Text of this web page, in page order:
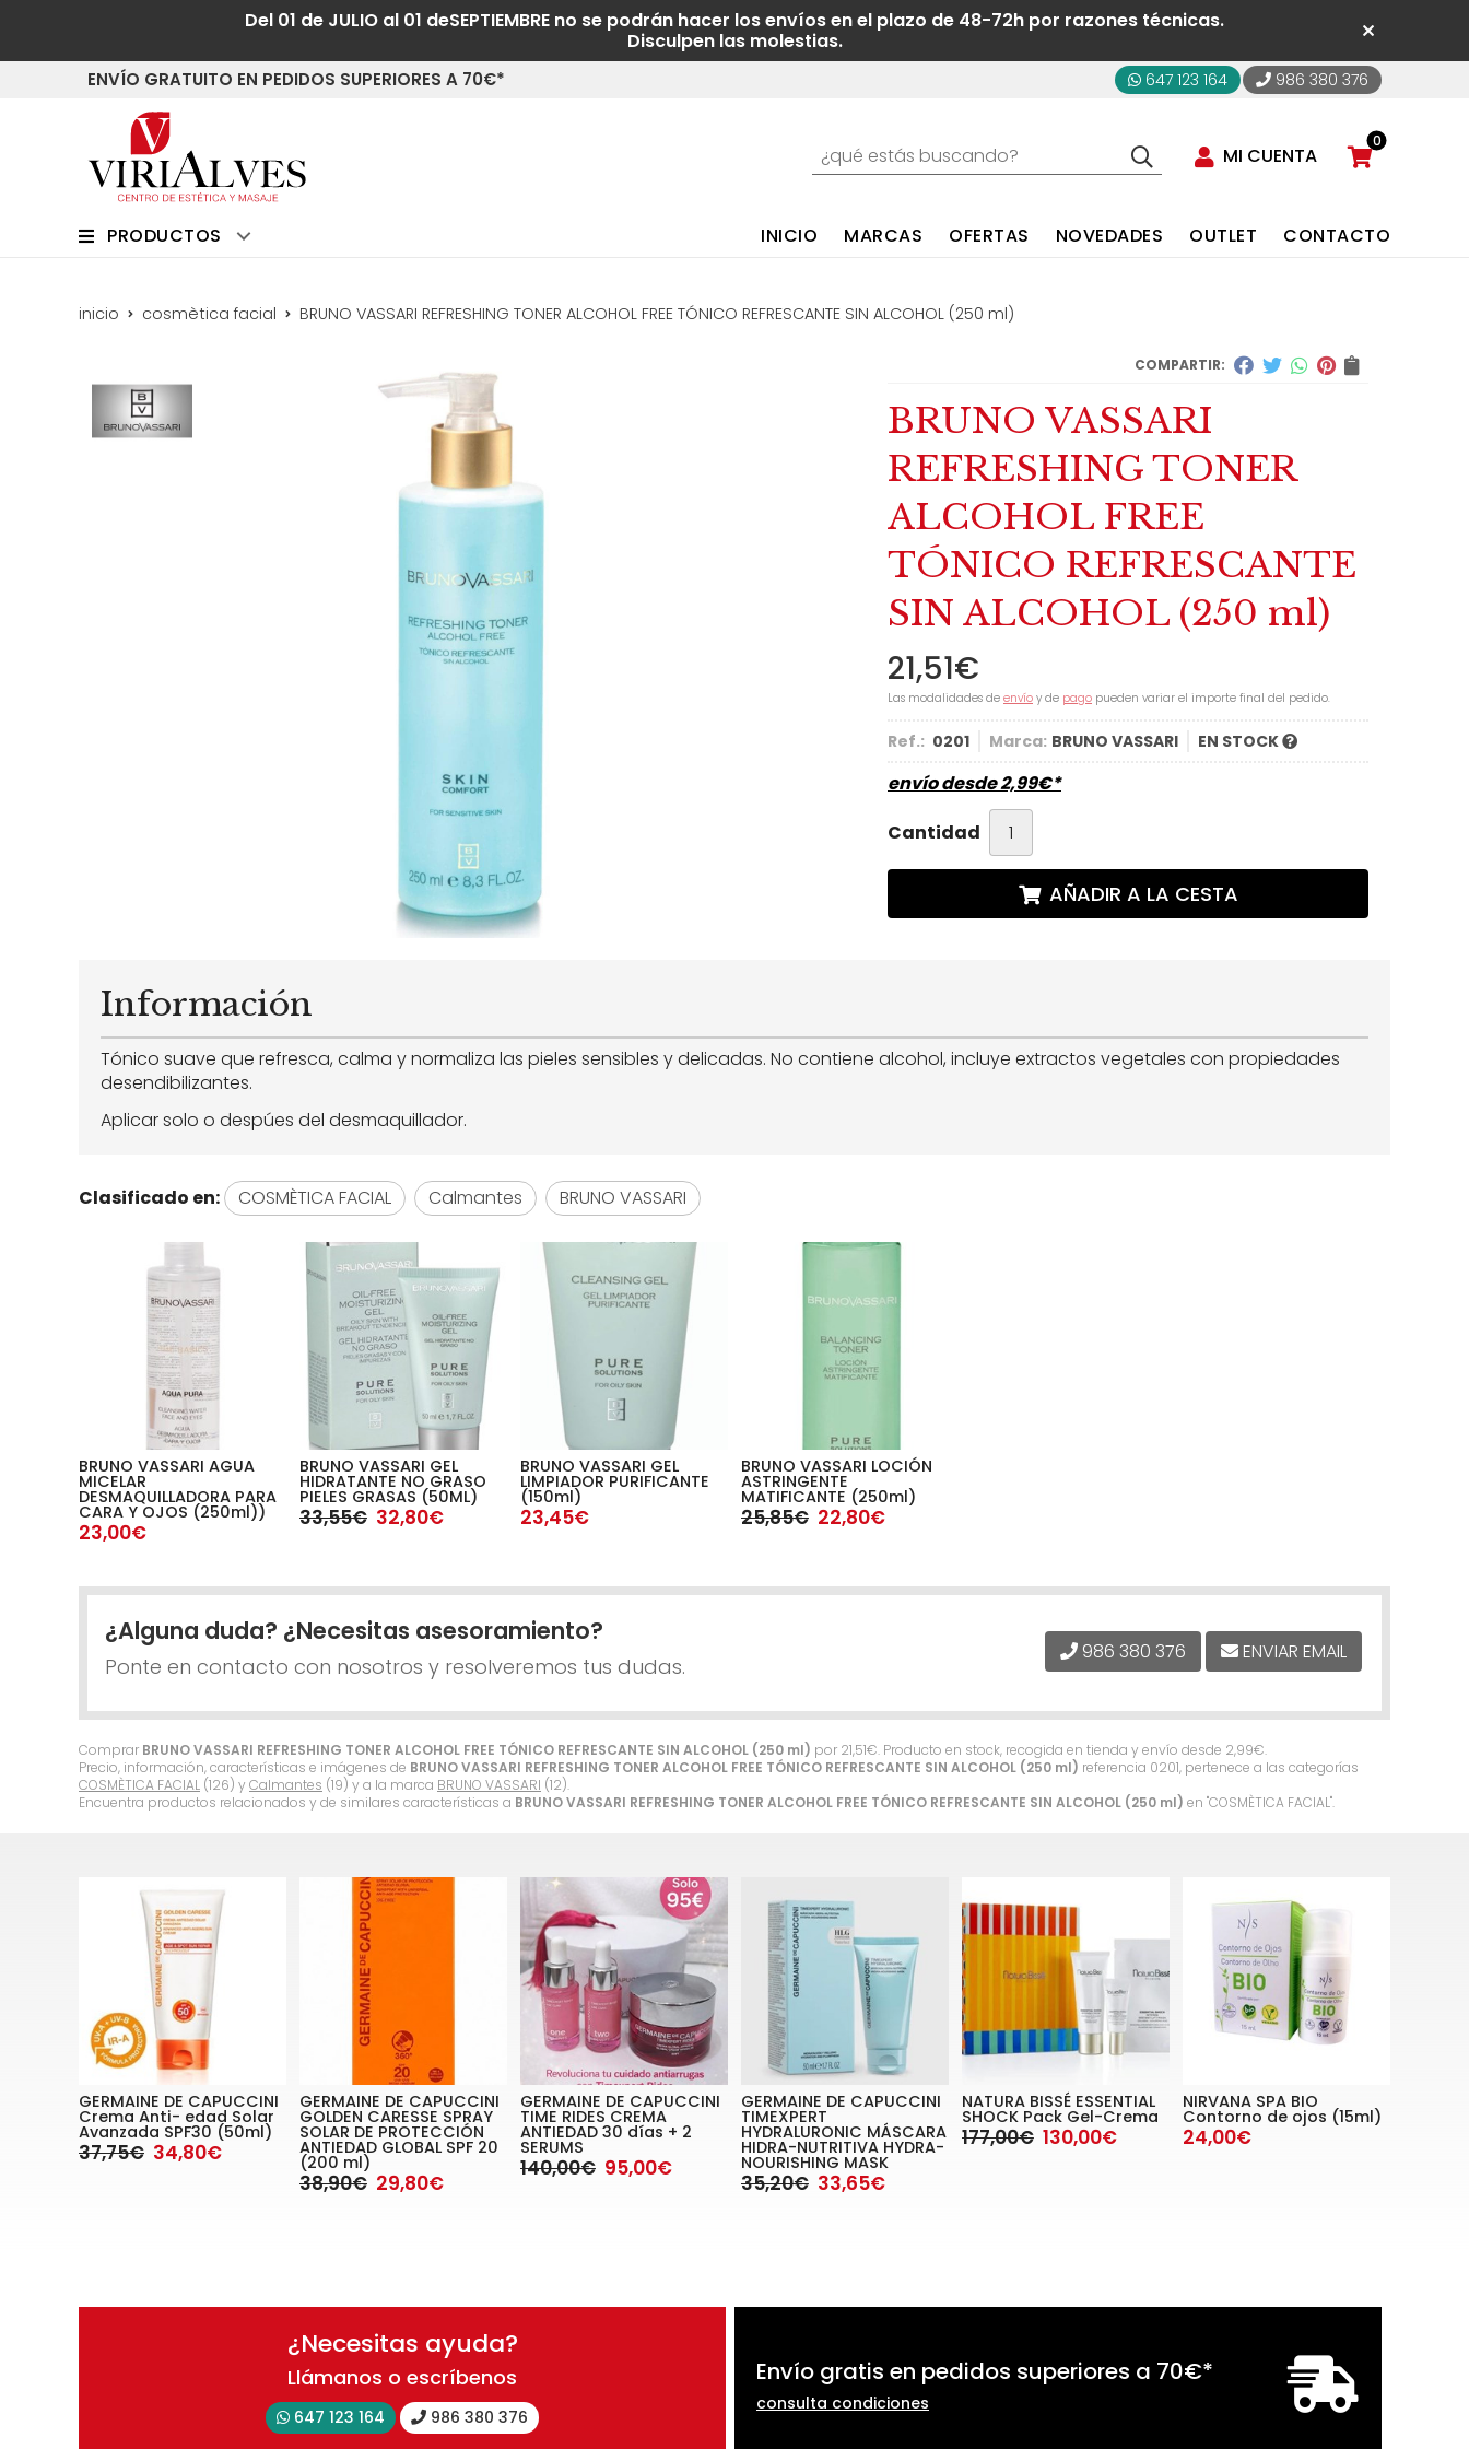
Del 01 de JULIO al 01 deSEPTIEMBRE no se podrán hacer los envíos en el plazo de 48-72h por razones técnicas.
Disculpen las molestias.
ENVÍO GRATUITO EN PEDIDOS SUPERIORES A 70€* 647 123 164 986 380 376
MI CUENTA
0
PRODUCTOS INICIO MARCAS OFERTAS NOVEDADES OUTLET CONTACTO
inicio cosmètica facial BRUNO VASSARI REFRESHING TONER ALCOHOL FREE TÓNICO REFRESCANTE SIN ALCOHOL (250 ml)
COMPARTIR:
BRUNO VASSARI
REFRESHING TONER
ALCOHOL FREE
TÓNICO REFRESCANTE
SIN ALCOHOL (250 ml)
21,51€
Las modalidades de envío y de pago pueden variar el importe final del pedido.
Ref.: 0201 Marca: BRUNO VASSARI EN STOCK
envío desde2,99€*
Cantidad
AÑADIR A LA CESTA
Comprar BRUNO VASSARI REFRESHING TONER ALCOHOL FREE TÓNICO REFRESCANTE SIN ALCOHOL (250 ml) por 21,51€. Producto en stock, recogida en tienda y envío desde 2,99€.
Precio, información, características e imágenes de BRUNO VASSARI REFRESHING TONER ALCOHOL FREE TÓNICO REFRESCANTE SIN ALCOHOL (250 ml) referencia 0201, pertenece a las categorías
COSMÈTICA FACIAL (126) y Calmantes (19) y a la marca BRUNO VASSARI (12).
Encuentra productos relacionados y de similares características a BRUNO VASSARI REFRESHING TONER ALCOHOL FREE TÓNICO REFRESCANTE SIN ALCOHOL (250 ml) en "COSMÈTICA FACIAL".
Información
Tónico suave que refresca, calma y normaliza las pieles sensibles y delicadas. No contiene alcohol, incluye extractos vegetales con propiedades
desendibilizantes.
Aplicar solo o despúes del desmaquillador.
Clasificado en: COSMÈTICA FACIAL Calmantes BRUNO VASSARI
BRUNO VASSARI AGUA
MICELAR
DESMAQUILLADORA PARA
CARA Y OJOS (250ml))
23,00€
BRUNO VASSARI GEL
HIDRATANTE NO GRASO
PIELES GRASAS (50ML)
33,55€ 32,80€
BRUNO VASSARI GEL
LIMPIADOR PURIFICANTE
(150ml)
23,45€
BRUNO VASSARI LOCIÓN
ASTRINGENTE
MATIFICANTE (250ml)
25,85€ 22,80€
¿Alguna duda? ¿Necesitas asesoramiento?
Ponte en contacto con nosotros y resolveremos tus dudas.
986 380 376 ENVIAR EMAIL
GERMAINE DE CAPUCCINI
Crema Anti- edad Solar
Avanzada SPF30 (50ml)
37,75€ 34,80€
GERMAINE DE CAPUCCINI
GOLDEN CARESSE SPRAY
SOLAR DE PROTECCIÓN
ANTIEDAD GLOBAL SPF 20
(200 ml)
38,90€ 29,80€
GERMAINE DE CAPUCCINI
TIME RIDES CREMA
ANTIEDAD 30 días + 2
SERUMS
140,00€ 95,00€
GERMAINE DE CAPUCCINI
TIMEXPERT
HYDRALURONIC MÁSCARA
HIDRA-NUTRITIVA HYDRA-
NOURISHING MASK
35,20€ 33,65€
NATURA BISSÉ ESSENTIAL
SHOCK Pack Gel-Crema
177,00€ 130,00€
NIRVANA SPA BIO
Contorno de ojos (15ml)
24,00€
¿Necesitas ayuda?
Llámanos o escríbenos
647 123 164 986 380 376
Envío gratis en pedidos superiores a 70€*
consulta condiciones